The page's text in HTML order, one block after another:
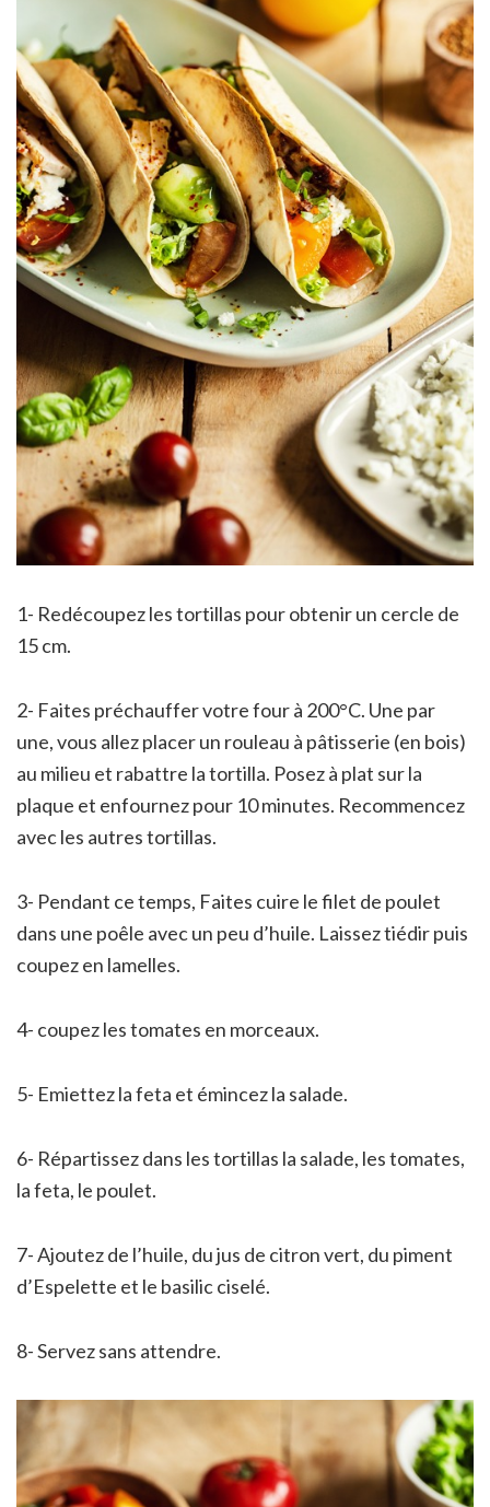
1- Redécoupez les tortillas pour obtenir un cercle de
15 cm.
2- Faites préchauffer votre four à 200°C. Une par
une, vous allez placer un rouleau à pâtisserie (en bois)
au milieu et rabattre la tortilla. Posez à plat sur la
plaque et enfournez pour 10 minutes. Recommencez
avec les autres tortillas.
3- Pendant ce temps, Faites cuire le filet de poulet
dans une poêle avec un peu d’huile. Laissez tiédir puis
coupez en lamelles.
4- coupez les tomates en morceaux.
5- Emiettez la feta et émincez la salade.
6- Répartissez dans les tortillas la salade, les tomates,
la feta, le poulet.
7- Ajoutez de l’huile, du jus de citron vert, du piment
d’Espelette et le basilic ciselé.
8- Servez sans attendre.